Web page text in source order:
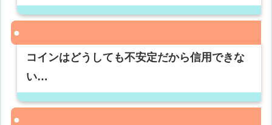
コインはどうしても不安定だから信用できな
い…